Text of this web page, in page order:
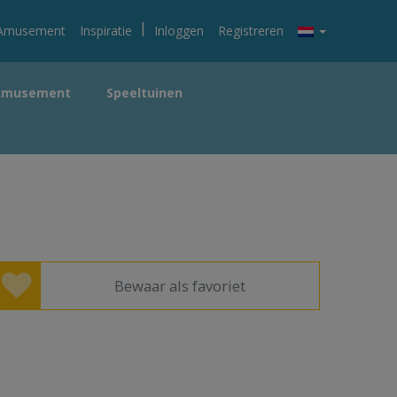
Inspiratie | Inloggen Registreren
Speeltuinen
Bewaar als favoriet